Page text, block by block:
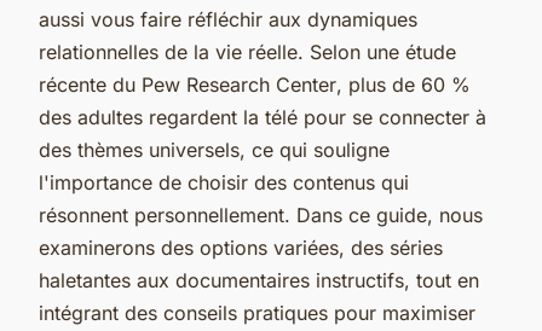
aussi vous faire réfléchir aux dynamiques
relationnelles de la vie réelle. Selon une étude
récente du Pew Research Center, plus de 60 %
des adultes regardent la télé pour se connecter à
des thèmes universels, ce qui souligne
l'importance de choisir des contenus qui
résonnent personnellement. Dans ce guide, nous
examinerons des options variées, des séries
haletantes aux documentaires instructifs, tout en
intégrant des conseils pratiques pour maximiser